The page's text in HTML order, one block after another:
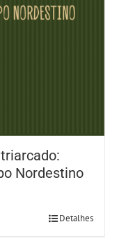
Nordestino
Detalhes